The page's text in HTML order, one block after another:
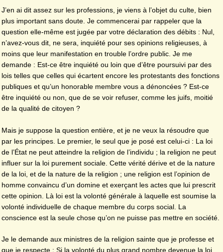
J’en ai dit assez sur les professions, je viens à l’objet du culte, bien
plus important sans doute. Je commencerai par rappeler que la
question elle-même est jugée par votre déclaration des débits : Nul,
n’avez-vous dit, ne sera, inquiété pour ses opinions religieuses, à
moins que leur manifestation en trouble l’ordre public. Je me
demande : Est-ce être inquiété ou loin que d’être poursuivi par des
lois telles que celles qui écartent encore les protestants des fonctions
publiques et qu’un honorable membre vous a dénoncées ? Est-ce
être inquiété ou non, que de se voir refuser, comme les juifs, moitié
de la qualité de citoyen ?
Mais je suppose la question entière, et je ne veux la résoudre que
par les principes. Le premier, le seul que je posé est celui-ci : La loi
de l’État ne peut atteindre la religion de l’individu ; la religion ne peut
influer sur la loi purement sociale. Cette vérité dérive et de la nature
de la loi, et de la nature de la religion ; une religion est l’opinion de
homme convaincu d’un domine et exerçant les actes que lui prescrit
cette opinion. Là loi est la volonté générale à laquelle est soumise la
volonté individuelle de chaque membre du corps social. La
conscience est la seule chose qu’on ne puisse pas mettre en société.
Je le demande aux ministres de la religion sainte que je professe et
que je respecte : Si la volonté du plus grand nombre devenue la loi